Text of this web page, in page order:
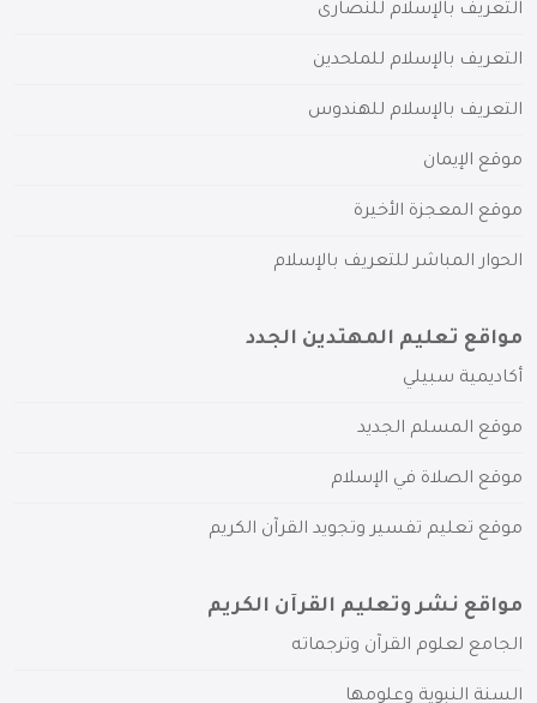
التعريف بالإسلام للنصارى
التعريف بالإسلام للملحدين
التعريف بالإسلام للهندوس
موقع الإيمان
موقع المعجزة الأخيرة
الحوار المباشر للتعريف بالإسلام
مواقع تعليم المهتدين الجدد
أكاديمية سبيلي
موقع المسلم الجديد
موقع الصلاة في الإسلام
موقع تعليم تفسير وتجويد القرآن الكريم
مواقع نشر وتعليم القرآن الكريم
الجامع لعلوم القرآن وترجماته
السنة النبوية وعلومها